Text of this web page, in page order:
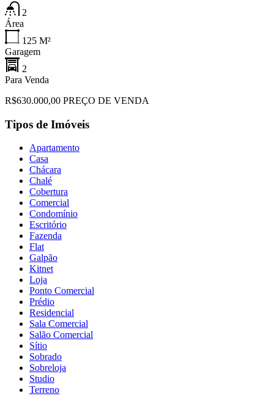
2
Área
125 M²
Garagem
2
Para Venda
R$630.000,00 PREÇO DE VENDA
Tipos de Imóveis
Apartamento
Casa
Chácara
Chalé
Cobertura
Comercial
Condomínio
Escritório
Fazenda
Flat
Galpão
Kitnet
Loja
Ponto Comercial
Prédio
Residencial
Sala Comercial
Salão Comercial
Sítio
Sobrado
Sobreloja
Studio
Terreno